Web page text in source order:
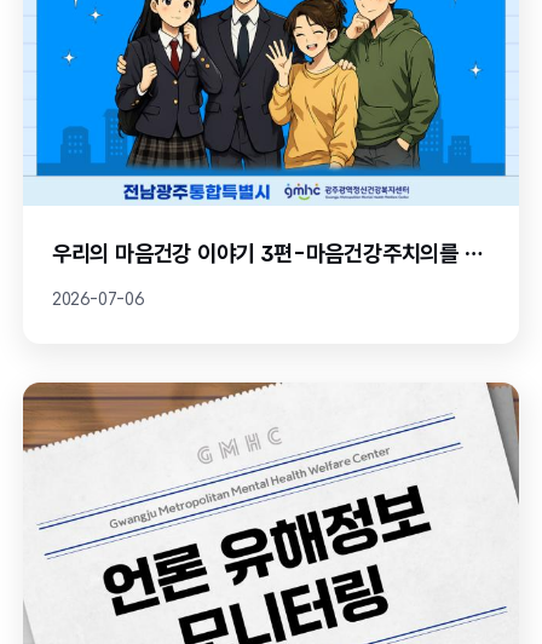
우리의 마음건강 이야기 3편-마음건강주치의를 만나다
2026-07-06